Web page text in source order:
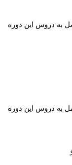
به دروس این دوره
به دروس این دوره